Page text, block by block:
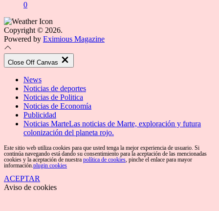
0
Copyright © 2026.
Powered by Eximious Magazine
Close Off Canvas
News
Noticias de deportes
Noticias de Politica
Noticias de Economía
Publicidad
Noticias MarteLas noticias de Marte, exploración y futura
colonización del planeta rojo.
Este sitio web utiliza cookies para que usted tenga la mejor experiencia de usuario. Si
continúa navegando está dando su consentimiento para la aceptación de las mencionadas
cookies y la aceptación de nuestra política de cookies, pinche el enlace para mayor
información.plugin cookies
ACEPTAR
Aviso de cookies